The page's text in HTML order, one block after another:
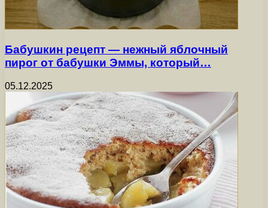
Бабушкин рецепт — нежный яблочный
пирог от бабушки Эммы, который…
05.12.2025